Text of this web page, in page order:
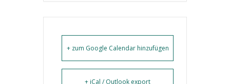
+ zum Google Calendar hinzufügen
+ iCal / Outlook export